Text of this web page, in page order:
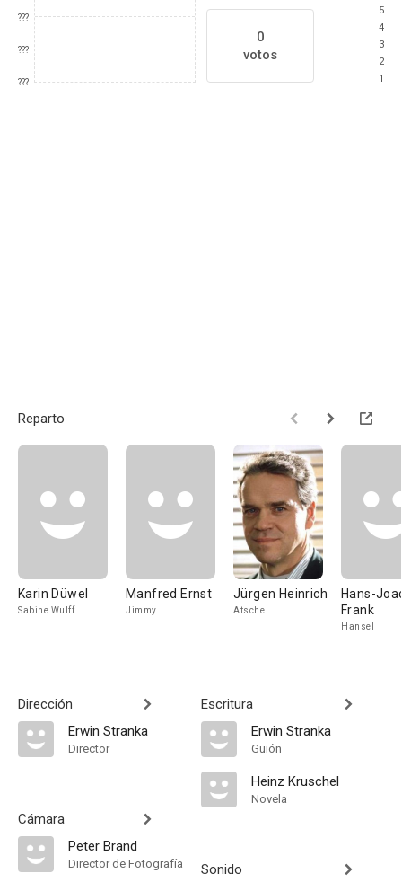
???
???
???
0
votos
5
4
3
2
1
Reparto
Karin Düwel
Sabine Wulff
Manfred Ernst
Jimmy
Jürgen Heinrich
Atsche
Hans-
Frank
Hansel
Dirección
Erwin Stranka
Director
Cámara
Peter Brand
Director de Fotografía
Escritura
Erwin Stranka
Guión
Heinz Kruschel
Novela
Sonido